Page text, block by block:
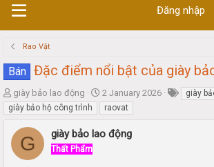
Đăng nhập
Rao Vặt
Bán Đặc điểm nổi bật của giày
T
h
r
e
d
giày bảo lao động
S
t
a
r
2 January 2026
giày
giày bảo hộ công trình
raovat
G giày bảo lao động
Thất Phẩm